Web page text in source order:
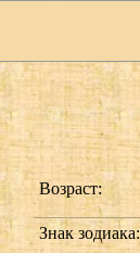
Возраст:
Знак зодиака: